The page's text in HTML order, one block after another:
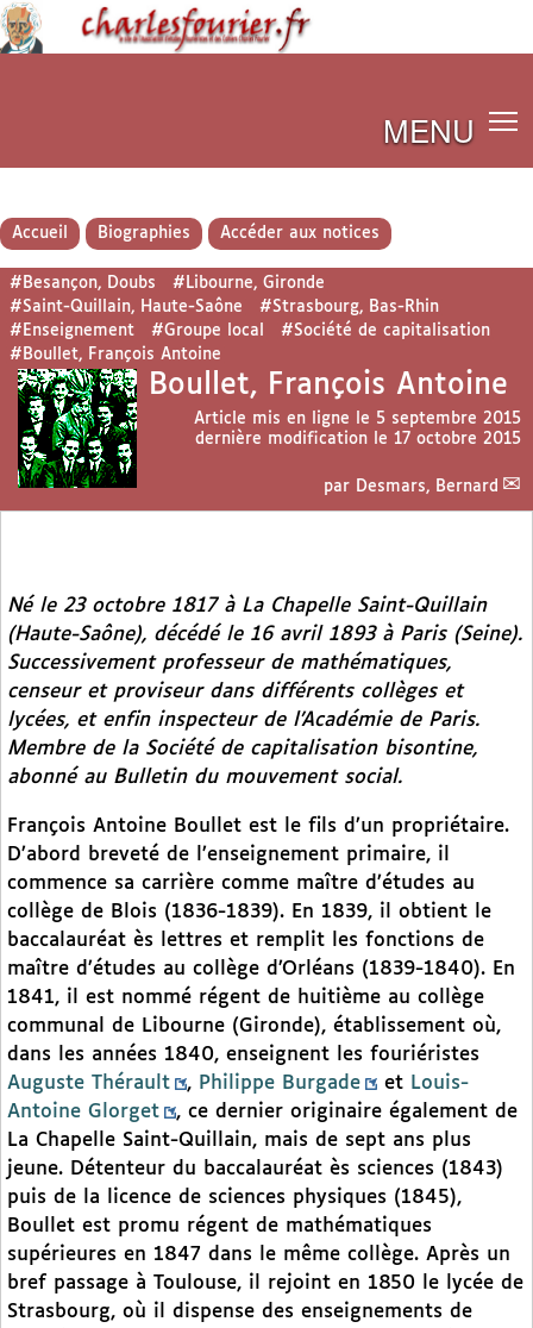
MENU
Accueil Biographies Accéder aux notices
#Besançon, Doubs
#Libourne, Gironde
#Saint-Quillain, Haute-Saône
#Strasbourg, Bas-Rhin
#Enseignement
#Groupe local
#Société de capitalisation
#Boullet, François Antoine
Boullet, François Antoine
Article mis en ligne le 5 septembre 2015
dernière modification le 17 octobre 2015
par Desmars, Bernard
Né le 23 octobre 1817 à La Chapelle Saint-Quillain
(Haute-Saône), décédé le 16 avril 1893 à Paris (Seine).
Successivement professeur de mathématiques,
censeur et proviseur dans différents collèges et
lycées, et enfin inspecteur de l’Académie de Paris.
Membre de la Société de capitalisation bisontine,
abonné au Bulletin du mouvement social.
François Antoine Boullet est le fils d’un propriétaire.
D’abord breveté de l’enseignement primaire, il
commence sa carrière comme maître d’études au
collège de Blois (1836-1839). En 1839, il obtient le
baccalauréat ès lettres et remplit les fonctions de
maître d’études au collège d’Orléans (1839-1840). En
1841, il est nommé régent de huitième au collège
communal de Libourne (Gironde), établissement où,
dans les années 1840, enseignent les fouriéristes
Auguste Thérault
, Philippe Burgade et Louis-
Antoine Glorget
, ce dernier originaire également de
La Chapelle Saint-Quillain, mais de sept ans plus
jeune. Détenteur du baccalauréat ès sciences (1843)
puis de la licence de sciences physiques (1845),
Boullet est promu régent de mathématiques
supérieures en 1847 dans le même collège. Après un
bref passage à Toulouse, il rejoint en 1850 le lycée de
Strasbourg, où il dispense des enseignements de